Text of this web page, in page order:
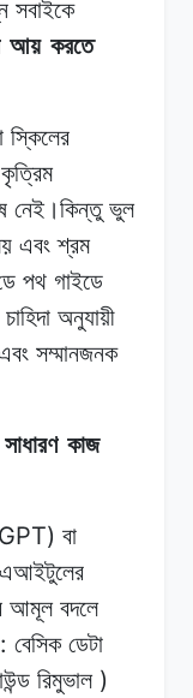
সবাইকে
আয় করতে
স্কিলের
কৃত্রিম
নেই।কিন্তু ভুল
এবং শ্রম
পথ গাইডে
অনুযায়ী
সম্মানজনক
সাধারণ কাজ
বা
এআইটুলের
আমূল বদলে
: বেসিক ডেটা
রিমুভাল)